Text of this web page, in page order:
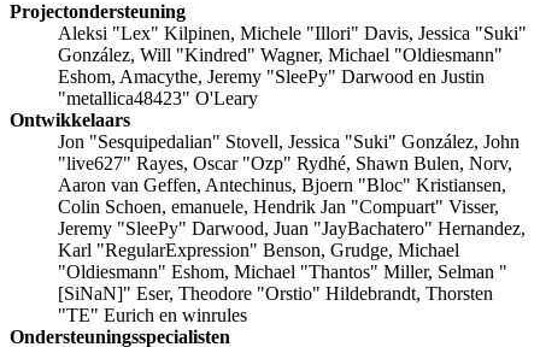
Projectondersteuning
Aleksi "Lex" Kilpinen, Michele "Illori" Davis, Jessica "Suki"
González, Will "Kindred" Wagner, Michael "Oldiesmann"
Eshom, Amacythe, Jeremy "SleePy" Darwood en Justin
"metallica48423" O'Leary
Ontwikkelaars
Jon "Sesquipedalian" Stovell, Jessica "Suki" González, John
"live627" Rayes, Oscar "Ozp" Rydhé, Shawn Bulen, Norv,
Aaron van Geffen, Antechinus, Bjoern "Bloc" Kristiansen,
Colin Schoen, emanuele, Hendrik Jan "Compuart" Visser,
Jeremy "SleePy" Darwood, Juan "JayBachatero" Hernandez,
Karl "RegularExpression" Benson, Grudge, Michael
"Oldiesmann" Eshom, Michael "Thantos" Miller, Selman "
[SiNaN]" Eser, Theodore "Orstio" Hildebrandt, Thorsten
"TE" Eurich en winrules
Ondersteuningsspecialisten